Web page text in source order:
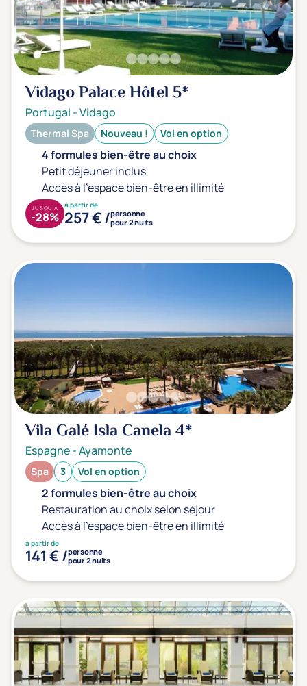
Vidago Palace Hôtel 5*
Portugal -Vidago
Thermal Spa Nouveau ! Vol en option
4 formules bien-être au choix
Petit déjeuner inclus
Accès à l'espace bien-être en illimité
à partir de
257 € /personne
pour 2 nuits
JUSQU'À
-28%
Vila Galé Isla Canela4*
Espagne-Ayamonte
Spa 3 Vol en option
2 formules bien-être au choix
Restauration au choix selon séjour
Accès à l'espace bien-être en illimité
à partir de
141 € /personne
pour 2 nuits